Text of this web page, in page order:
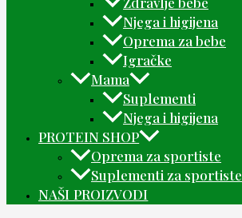
Njega i higijena
Oprema za bebe
Igračke
Mama
Suplementi
Njega i higijena
PROTEIN SHOP
Oprema za sportiste
Suplementi za sportiste
NAŠI PROIZVODI